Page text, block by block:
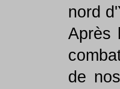
nord
Après
de